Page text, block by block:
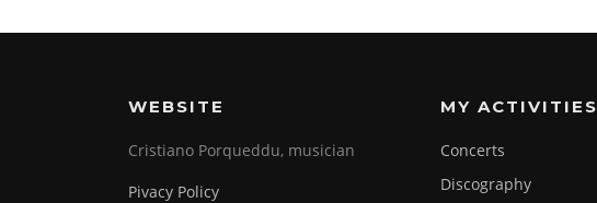
WEBSITE
Cristiano Porqueddu, musician
Pivacy Policy
MY ACTIVITIES
Concerts
Discography